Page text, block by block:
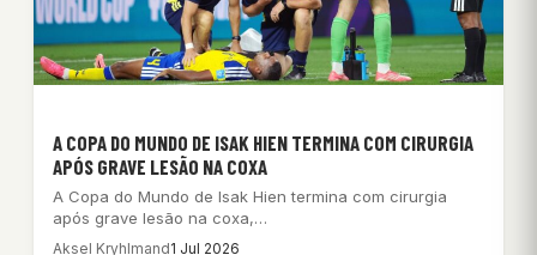
A COPA DO MUNDO DE ISAK HIEN TERMINA COM CIRURGIA
APÓS GRAVE LESÃO NA COXA
A Copa do Mundo de Isak Hien termina com cirurgia
após grave lesão na coxa,…
Aksel Kryhlmand1 Jul 2026